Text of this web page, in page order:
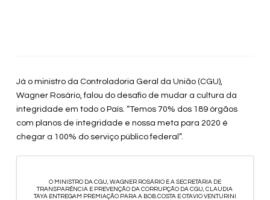
Já o ministro da Controladoria Geral da União (CGU),
Wagner Rosário, falou do desafio de mudar a cultura da
integridade em todo o País. “Temos 70% dos 189 órgãos
com planos de integridade e nossa meta para 2020 é
chegar a 100% do serviço público federal”.
O MINISTRO DA CGU, WAGNER ROSÁRIO E A SECRETÁRIA DE
TRANSPARÊNCIA E PREVENÇÃO DA CORRUPÇÃO DA CGU, CLAUDIA
TAYA ENTREGAM PREMIAÇÃO PARA A BOB COSTA E OTAVIO VENTURINI